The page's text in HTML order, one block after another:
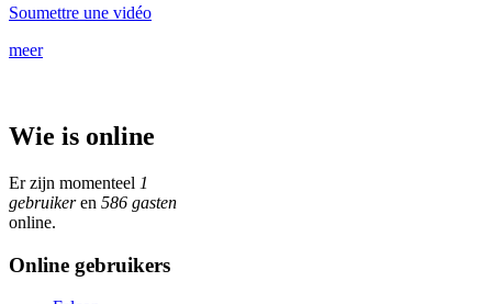
Soumettre une vidéo
meer
Wie is online
Er zijn momenteel 1
gebruikeren 586 gasten
online.
Online gebruikers